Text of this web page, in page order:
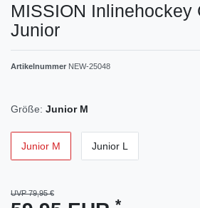
MISSION Inlinehockey
Junior
Artikelnummer NEW-25048
Größe: Junior M
Junior M Junior L
UVP 79,95 €
*